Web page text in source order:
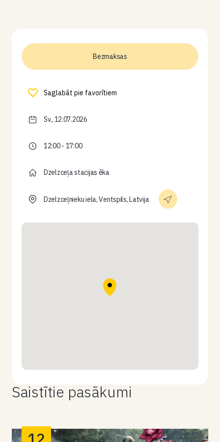
Bezmaksas
Saglabāt pie favorītiem
Sv., 12.07.2026
12:00 - 17:00
Dzelzceļa stacijas ēka
Dzelzceļnieku iela, Ventspils, Latvija
Saistītie pasākumi